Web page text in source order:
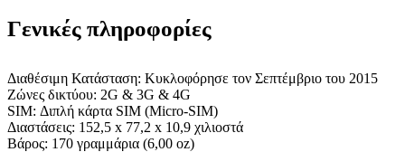
Γενικές πληροφορίες
Διαθέσιμη Κατάσταση: Κυκλοφόρησε τον Σεπτέμβριο του 2015
Ζώνες δικτύου: 2G & 3G & 4G
SIM: Διπλή κάρτα SIM (Micro-SIM)
Διαστάσεις: 152,5 x 77,2 x 10,9 χιλιοστά
Βάρος: 170 γραμμάρια (6,00 oz)